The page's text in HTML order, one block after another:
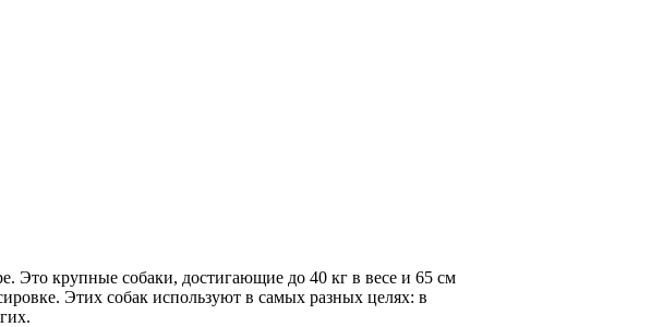
Это крупные собаки, достигающие до 40 кг в весе и 65 см
Этих собак используют в самых разных целях: в